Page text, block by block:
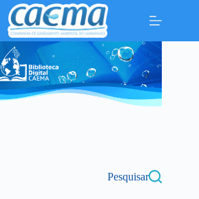
Pesquisar